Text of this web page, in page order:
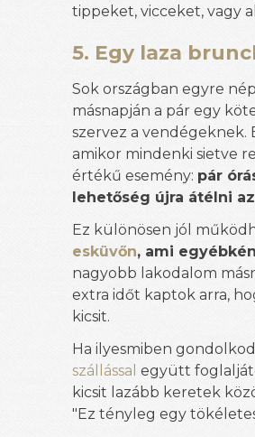
tippeket, vicceket, vagy
5. Egy laza
Sok országban egyre
másnapján a pár egy
szervez a vendégeknek.
amikor mindenki sietve
értékű esemény: pár
lehetőség újra átélni
Ez különösen jól
esküvőn, ami
nagyobb lakodalom
extra időt kaptok arra,
kicsit.
Ha ilyesmiben
szállással együtt
kicsit lazább keretek
"Ez tényleg egy